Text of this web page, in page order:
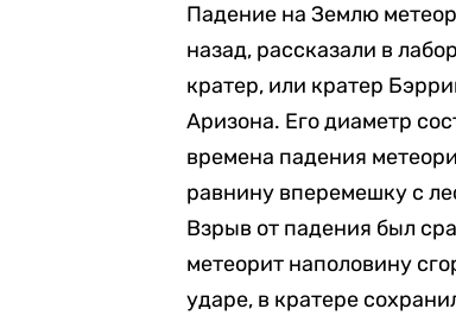
Падение на Землю
назад, рассказали в
кратер, или кратер
Аризона. Его диаметр
времена падения
равнину вперемешку с
Взрыв от падения был
метеорит наполовину
ударе, в кратере